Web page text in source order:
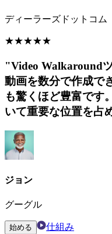
ディーラーズドットコム
★★★★★
"Video Walkaround
動画を数分で作成で
も驚くほど豊富です
いて重要な位置を占
ジョン
グーグル
始める 仕組み